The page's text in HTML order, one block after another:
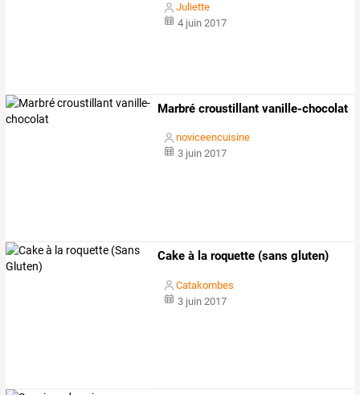
Juliette
4 juin 2017
Marbré croustillant vanille-chocolat
noviceencuisine
3 juin 2017
Cake à la roquette (sans gluten)
Catakombes
3 juin 2017